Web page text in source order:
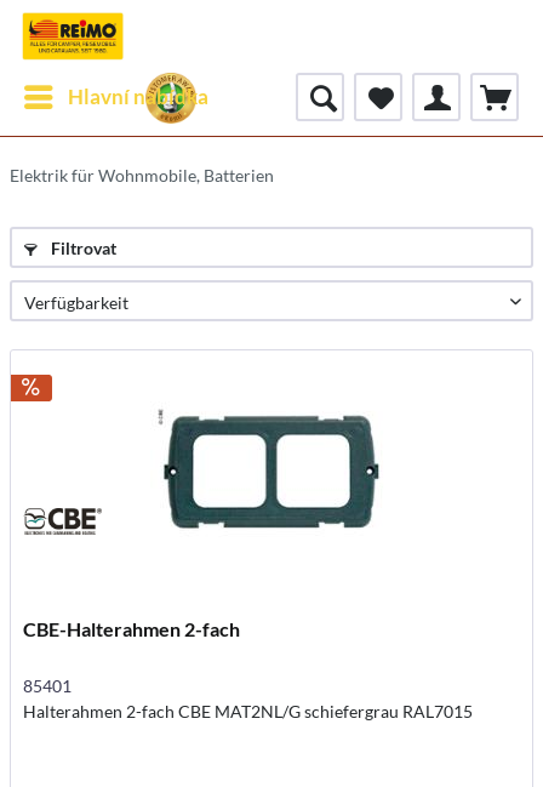
Hlavní nabídka
Elektrik für Wohnmobile, Batterien
Filtrovat
CBE-Halterahmen 2-fach
85401
Halterahmen 2-fach CBE MAT2NL/G schiefergrau RAL7015